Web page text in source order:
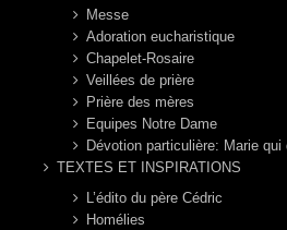
Messe
Adoration eucharistique
Chapelet-Rosaire
Veillées de prière
Prière des mères
Equipes Notre Dame
Dévotion particulière: Marie
TEXTES ET INSPIRATIONS
L’édito du père Cédric
Homélies